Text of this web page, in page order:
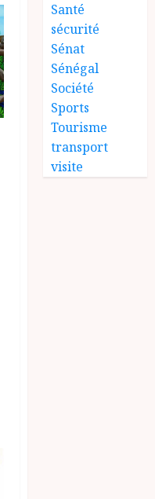
Santé
sécurité
Sénat
Sénégal
Société
Sports
Tourisme
transport
visite